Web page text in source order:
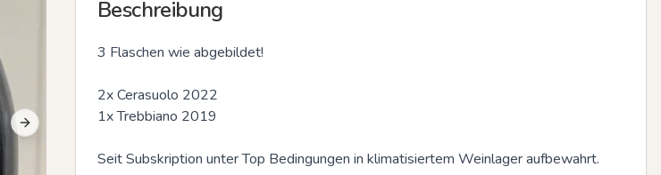
Next slide
Beschreibung
3 Flaschen wie abgebildet!
2x Cerasuolo 2022
1x Trebbiano 2019
Seit Subskription unter Top Bedingungen in klimatisiertem Weinlager aufbewahrt.